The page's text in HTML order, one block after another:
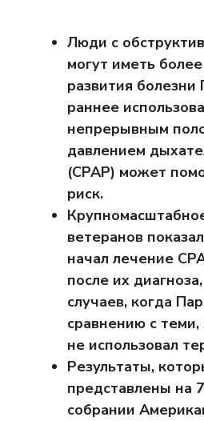
Люди с
могут иметь
развития болезни
раннее
непрерывным
давлением
(CPAP) может
риск.
ветеранов
начал лечение
после их
случаев, когда
сравнению с
не использовал
Результаты,
представлены на
собрании